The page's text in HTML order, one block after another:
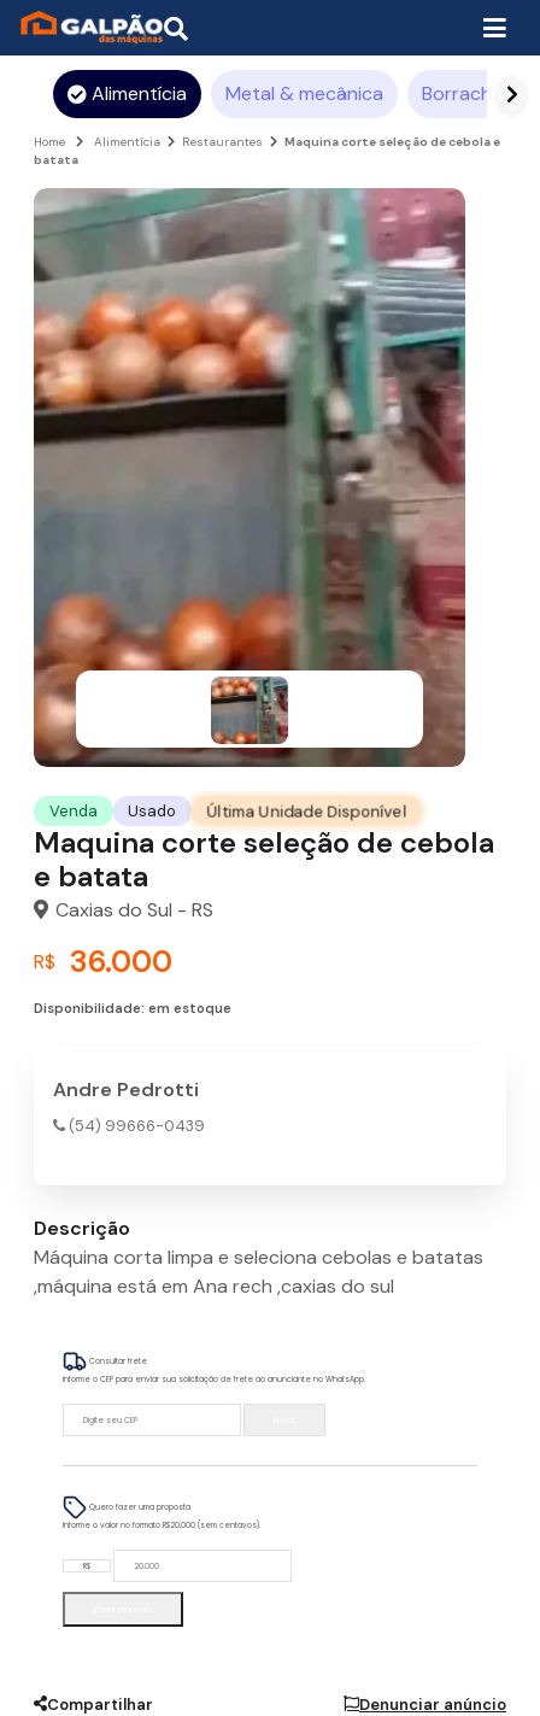
Alimentícia Metal & mecânica Borracha
Home Alimentícia Restaurantes
Maquina corte seleção de cebola e
batata
Venda Usado Última Unidade Disponível
Maquina corte seleção de cebola
e batata
Caxias do Sul - RS
R$ 36.000
Disponibilidade: em estoque
Andre Pedrotti
(54) 99666-0439
Descrição
Máquina corta limpa e seleciona cebolas e batatas
,máquina está em Ana rech ,caxias do sul
Consultar frete
Informe o CEP para enviar sua solicitação de frete ao anunciante no WhatsApp.
Quero fazer uma proposta
Informe o valor no formato R$20.000 (sem centavos).
R$
Compartilhar Denunciar anúncio